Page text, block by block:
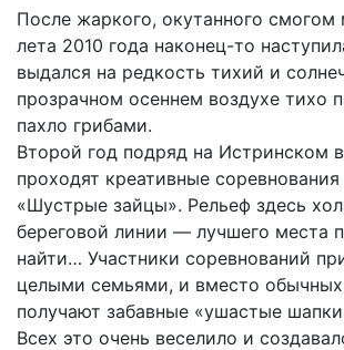
После жаркого, окутанного смогом
лета 2010 года наконец-то
выдался на редкость тихий и
прозрачном осеннем воздухе тихо
пахло грибами.
Второй год подряд на Истринском
проходят креативные
«Шустрые зайцы». Рельеф здесь
береговой линии — лучшего места
найти… Участники соревнований
целыми семьями, и вместо
получают забавные «ушастые
Всех это очень веселило и